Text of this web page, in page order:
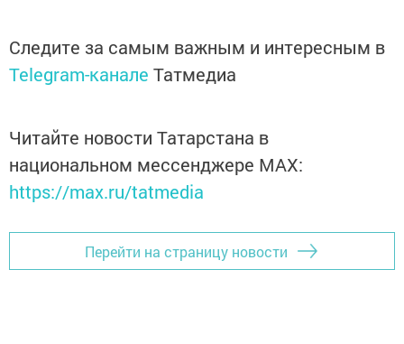
Следите за самым важным и интересным в
Telegram-канале Татмедиа
Читайте новости Татарстана в
национальном мессенджере MАХ:
https://max.ru/tatmedia
Перейти на страницу новости